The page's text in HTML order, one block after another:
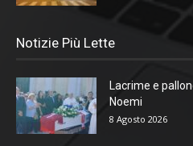
Notizie Più Lette
Lacrime e
Noemi
8 Agosto 2026